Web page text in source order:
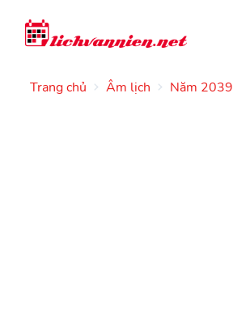
Trang chủ Âm lịch Năm 2039